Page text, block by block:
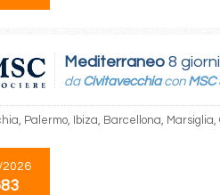
Mediterraneo 8 giorni
da Civitavecchiacon MSC
Palermo, Ibiza, Barcellona,